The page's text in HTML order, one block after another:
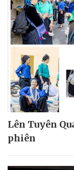
Lên Tuyên
phiên